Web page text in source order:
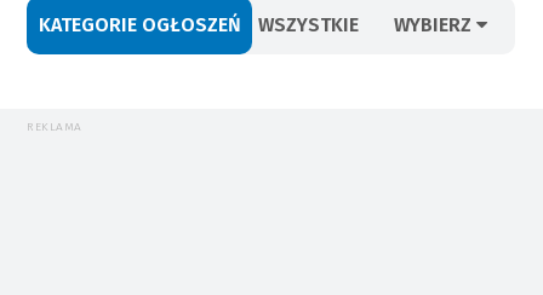
KATEGORIE OGŁOSZEŃ WSZYSTKIE WYBIERZ
REKLAMA